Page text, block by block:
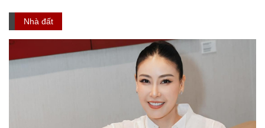
Nhà đất